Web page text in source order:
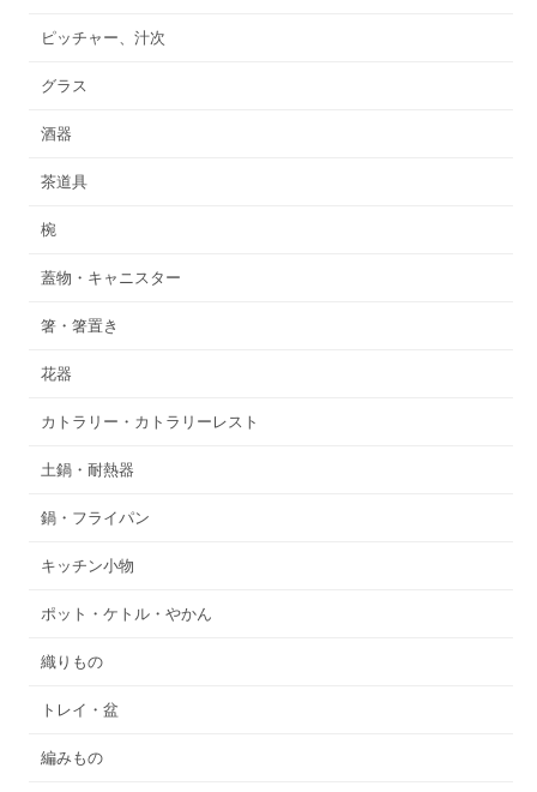
ピッチャー、汁次
グラス
酒器
茶道具
椀
蓋物・キャニスター
箸・箸置き
花器
カトラリー・カトラリーレスト
土鍋・耐熱器
鍋・フライパン
キッチン小物
ポット・ケトル・やかん
織りもの
トレイ・盆
編みもの